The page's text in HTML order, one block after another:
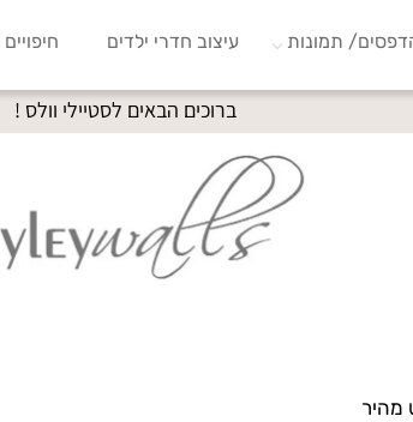
ברוכים הבאים לסטיילי וולס !
תמונות עיצוב חדרי ילדים חיפויים
מהיר